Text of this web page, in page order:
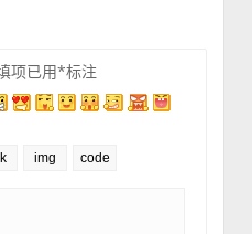
项已用*标注